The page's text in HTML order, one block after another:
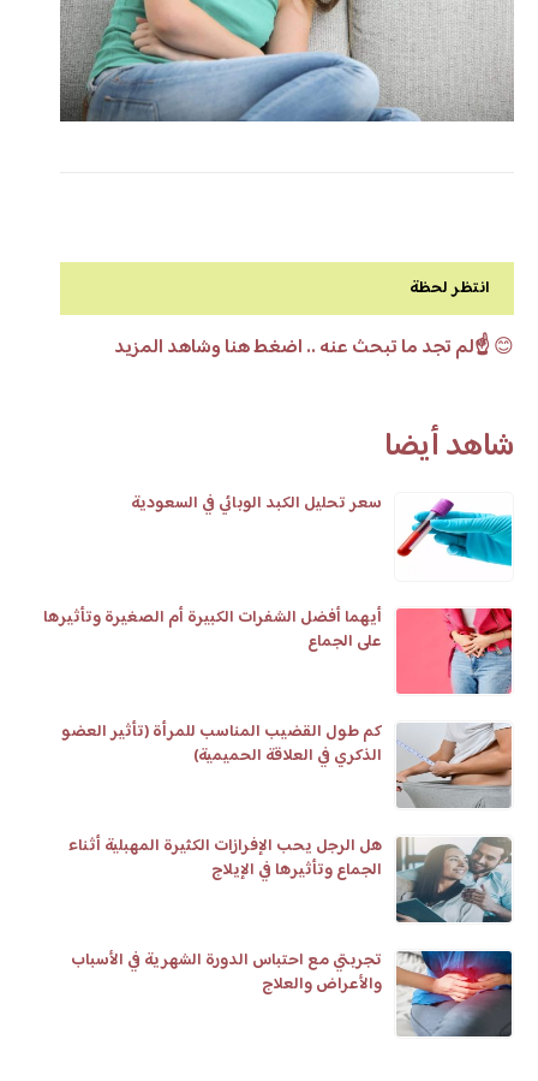
انتظر لحظة
😊☝️لم تجد ما تبحث عنه .. اضغط هنا وشاهد المزيد
شاهد أيضا
سعر تحليل الكبد الوبائي في السعودية
أيهما أفضل الشفرات الكبيرة أم الصغيرة وتأثيرها
على الجماع
كم طول القضيب المناسب للمرأة (تأثير العضو
الذكري في العلاقة الحميمية)
هل الرجل يحب الإفرازات الكثيرة المهبلية أثناء
الجماع وتأثيرها في الإيلاج
تجربتي مع احتباس الدورة الشهرية في الأسباب
والأعراض والعلاج